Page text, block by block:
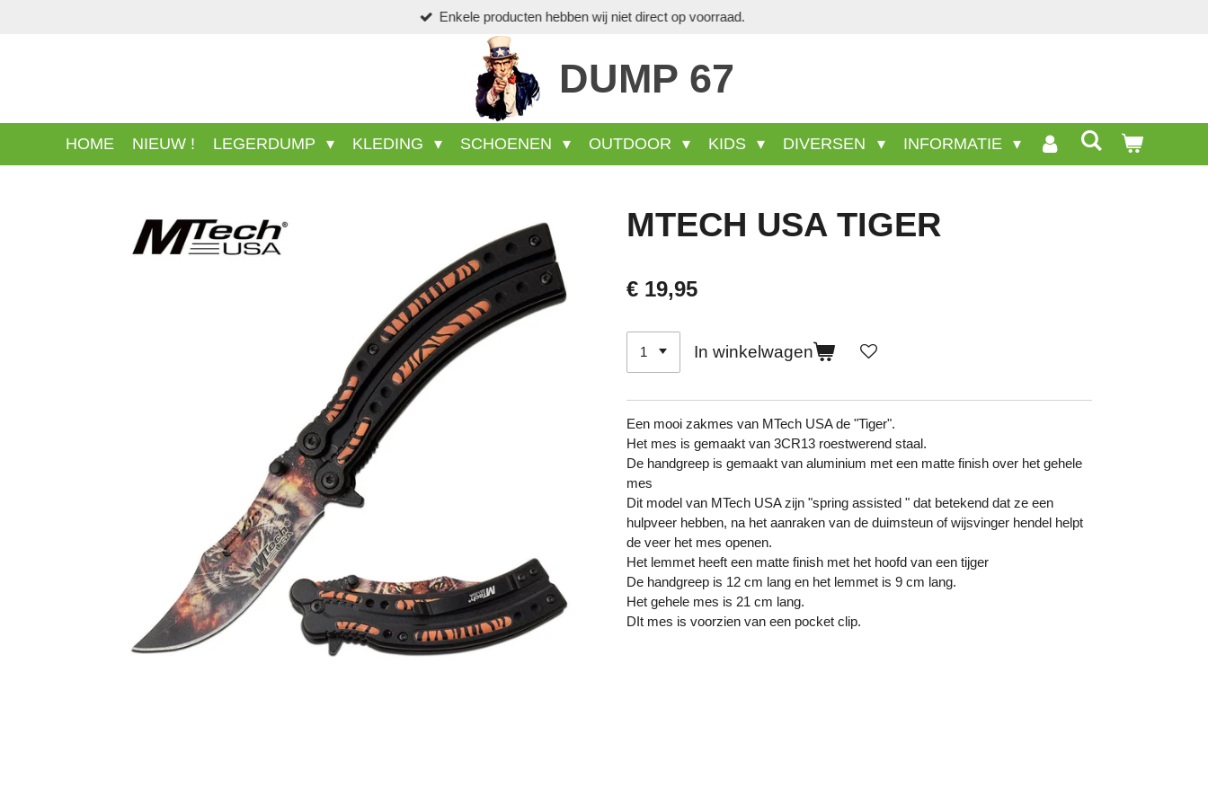
Veel wel aanwezige producten staan niet op deze site.
DUMP 67
HOME NIEUW ! LEGERDUMP KLEDING SCHOENEN OUTDOOR KIDS DIVERSEN INFORMATIE
MTECH USA TIGER
€ 19,95
In winkelwagen
Een mooi zakmes van MTech USA de "Tiger".
Het mes is gemaakt van 3CR13 roestwerend staal.
De handgreep is gemaakt van aluminium met een matte finish over het gehele
mes
Dit model van MTech USA zijn "spring assisted " dat betekend dat ze een
hulpveer hebben, na het aanraken van de duimsteun of wijsvinger hendel helpt
de veer het mes openen.
Het lemmet heeft een matte finish met het hoofd van een tijger
De handgreep is 12 cm lang en het lemmet is 9 cm lang.
Het gehele mes is 21 cm lang.
DIt mes is voorzien van een pocket clip.